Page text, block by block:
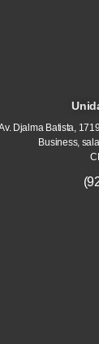
Djalma Batista,
Business,